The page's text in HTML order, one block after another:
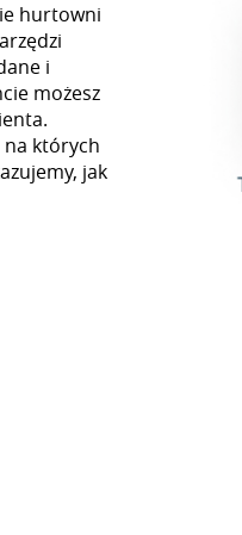
hurtowni
i
możesz
na których
jak